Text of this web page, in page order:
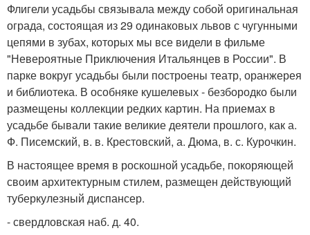
Флигели усадьбы связывала между собой оригинальная
ограда, состоящая из 29 одинаковых львов с чугунными
цепями в зубах, которых мы все видели в фильме
"Невероятные Приключения Итальянцев в России". В
парке вокруг усадьбы были построены театр, оранжерея
и библиотека. В особняке кушелевых - безбородко были
размещены коллекции редких картин. На приемах в
усадьбе бывали такие великие деятели прошлого, как а.
Ф. Писемский, в. в. Крестовский, а. Дюма, в. с. Курочкин.
В настоящее время в роскошной усадьбе, покоряющей
своим архитектурным стилем, размещен действующий
туберкулезный диспансер.
- свердловская наб. д. 40.